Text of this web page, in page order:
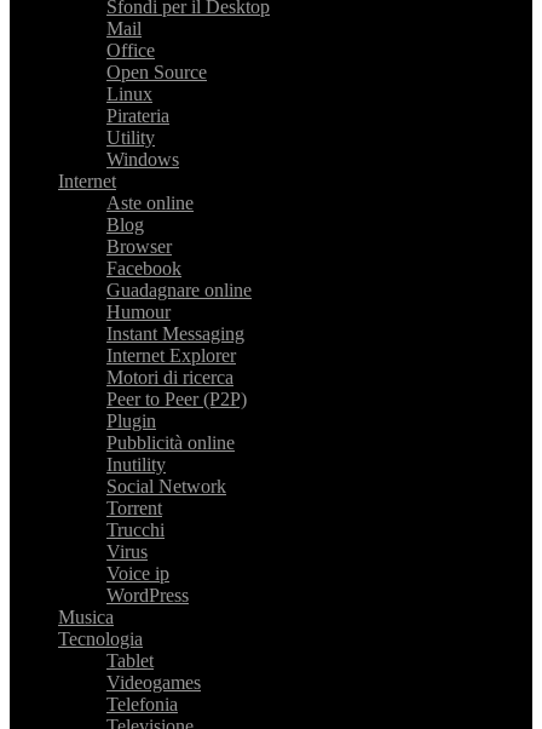
Sfondi per il Desktop
Mail
Office
Open Source
Linux
Pirateria
Utility
Windows
Internet
Aste online
Blog
Browser
Facebook
Guadagnare online
Humour
Instant Messaging
Internet Explorer
Motori di ricerca
Peer to Peer (P2P)
Plugin
Pubblicità online
Inutility
Social Network
Torrent
Trucchi
Virus
Voice ip
WordPress
Musica
Tecnologia
Tablet
Videogames
Telefonia